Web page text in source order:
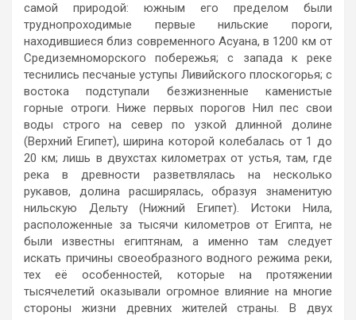
самой природой: южным его пределом были
труднопроходимые первые нильские пороги,
находившиеся близ современного Асуана, в 1200 км от
Средиземноморского побережья; с запада к реке
теснились песчаные уступы Ливийского плоскогорья; с
востока подступали безжизненные каменистые
горные отроги. Ниже первых порогов Нил пес свои
воды строго на север по узкой длинной долине
(Верхний Египет), ширина которой колебалась от 1 до
20 км; лишь в двухстах километрах от устья, там, где
река в древности разветвлялась на несколько
рукавов, долина расширялась, образуя знаменитую
нильскую Дельту (Нижний Египет). Истоки Нила,
расположенные за тысячи километров от Египта, не
были известны египтянам, а именно там следует
искать причины своеобразного водного режима реки,
тех её особенностей, которые на протяжении
тысячелетий оказывали огромное влияние на многие
стороны жизни древних жителей страны. В двух